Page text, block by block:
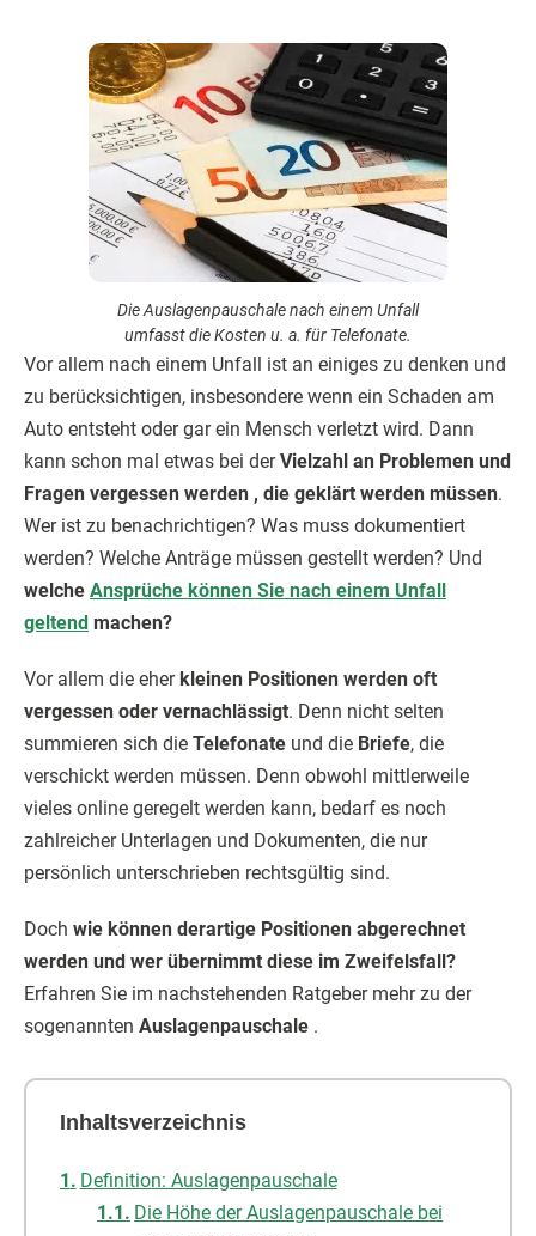
Die Auslagenpauschale nach einem Unfall
umfasst die Kosten u. a. für Telefonate.
Vor allem nach einem Unfall ist an einiges zu denken und
zu berücksichtigen, insbesondere wenn ein Schaden am
Auto entsteht oder gar ein Mensch verletzt wird. Dann
kann schon mal etwas bei derVielzahl an Problemen und
Fragen vergessen werden , die geklärt werden müssen.
Wer ist zu benachrichtigen? Was muss dokumentiert
werden? Welche Anträge müssen gestellt werden? Und
welche Ansprüche können Sie nach einem Unfall
geltend machen?
Vor allem die eherkleinen Positionen werden oft
vergessen oder vernachlässigt. Denn nicht selten
summieren sich die Telefonate und die Briefe, die
verschickt werden müssen. Denn obwohl mittlerweile
vieles online geregelt werden kann, bedarf es noch
zahlreicher Unterlagen und Dokumenten, die nur
persönlich unterschrieben rechtsgültig sind.
Doch wie können derartige Positionen abgerechnet
werden und wer übernimmt diese im Zweifelsfall?
Erfahren Sie im nachstehenden Ratgeber mehr zu der
sogenannten Auslagenpauschale .
Inhaltsverzeichnis
Definition: Auslagenpauschale
Die Höhe der Auslagenpauschale bei